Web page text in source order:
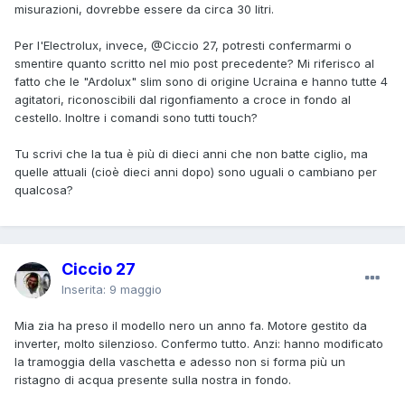
misurazioni, dovrebbe essere da circa 30 litri.
Per l'Electrolux, invece, @Ciccio 27, potresti confermarmi o
smentire quanto scritto nel mio post precedente? Mi riferisco al
fatto che le "Ardolux" slim sono di origine Ucraina e hanno tutte 4
agitatori, riconoscibili dal rigonfiamento a croce in fondo al
cestello. Inoltre i comandi sono tutti touch?
Tu scrivi che la tua è più di dieci anni che non batte ciglio, ma
quelle attuali (cioè dieci anni dopo) sono uguali o cambiano per
qualcosa?
Ciccio 27
Inserita: 9 maggio
Mia zia ha preso il modello nero un anno fa. Motore gestito da
inverter, molto silenzioso. Confermo tutto. Anzi: hanno modificato
la tramoggia della vaschetta e adesso non si forma più un
ristagno di acqua presente sulla nostra in fondo.